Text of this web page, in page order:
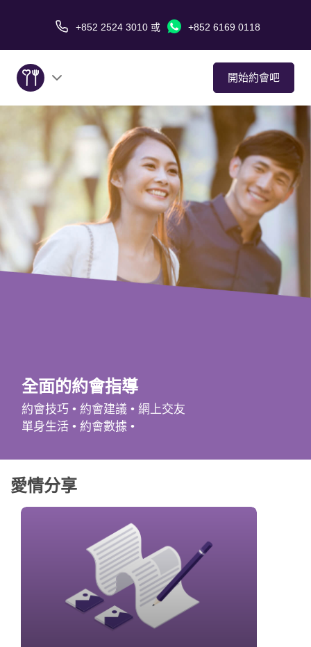
+852 2524 3010 或 +852 6169 0118
開始約會吧
關於我們
愛情故事
傳媒報導
約會技巧
全面的約會指導
約會技巧 • 約會建議 • 網上交友
單身生活 • 約會數據 •
愛情分享